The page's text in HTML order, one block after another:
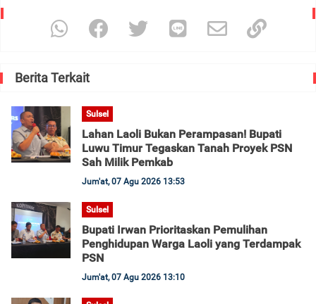
Berita Terkait
Sulsel
Lahan Laoli Bukan Perampasan! Bupati
Luwu Timur Tegaskan Tanah Proyek PSN
Sah Milik Pemkab
Jum'at, 07 Agu 2026 13:53
Sulsel
Bupati Irwan Prioritaskan Pemulihan
Penghidupan Warga Laoli yang Terdampak
PSN
Jum'at, 07 Agu 2026 13:10